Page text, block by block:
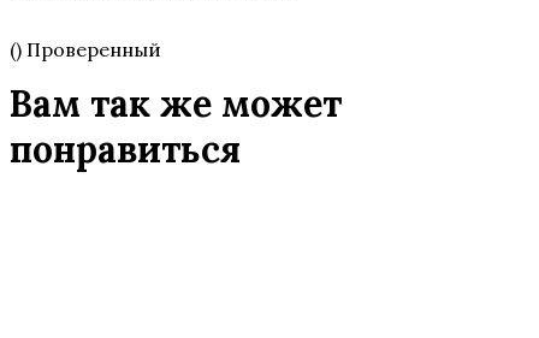
() Проверенный
Вам так же может
понравиться